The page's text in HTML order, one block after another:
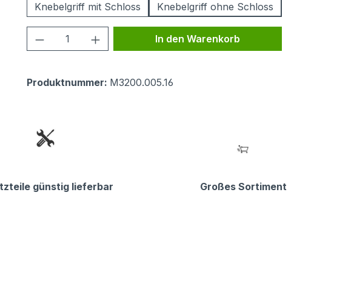
Knebelgriff mit Schloss
Knebelgriff ohne Schloss
Produkt Anzahl: Gib den gewünschten Wert
In den Warenkorb
Produktnummer: M3200.005.16
günstig lieferbar Großes Sortiment